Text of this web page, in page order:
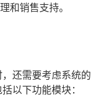
和销售支持。
还需要考虑系统的
以下功能模块：